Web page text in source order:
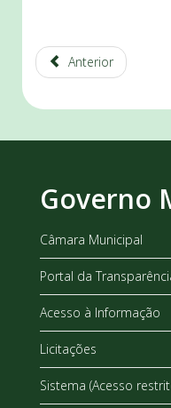
Anterior
Governo
Câmara Municipal
Portal da
Acesso à Informação
Licitações
Sistema (Acesso